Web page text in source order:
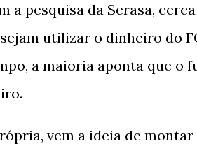
a pesquisa da Serasa,
utilizar o dinheiro do
a maioria aponta que o
vem a ideia de